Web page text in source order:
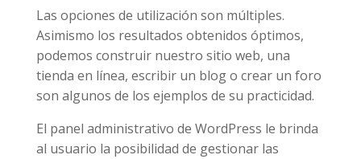
Las opciones de utilización son múltiples.
Asimismo los resultados obtenidos óptimos,
podemos construir nuestro sitio web, una
tienda en línea, escribir un blog o crear un foro
son algunos de los ejemplos de su practicidad.
El panel administrativo de WordPress le brinda
al usuario la posibilidad de gestionar las